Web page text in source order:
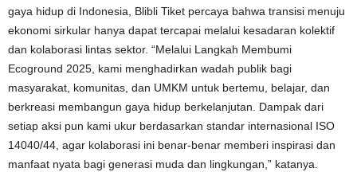
gaya hidup di Indonesia, Blibli Tiket percaya bahwa transisi menuju
ekonomi sirkular hanya dapat tercapai melalui kesadaran kolektif
dan kolaborasi lintas sektor. “Melalui Langkah Membumi
Ecoground 2025, kami menghadirkan wadah publik bagi
masyarakat, komunitas, dan UMKM untuk bertemu, belajar, dan
berkreasi membangun gaya hidup berkelanjutan. Dampak dari
setiap aksi pun kami ukur berdasarkan standar internasional ISO
14040/44, agar kolaborasi ini benar-benar memberi inspirasi dan
manfaat nyata bagi generasi muda dan lingkungan,” katanya.